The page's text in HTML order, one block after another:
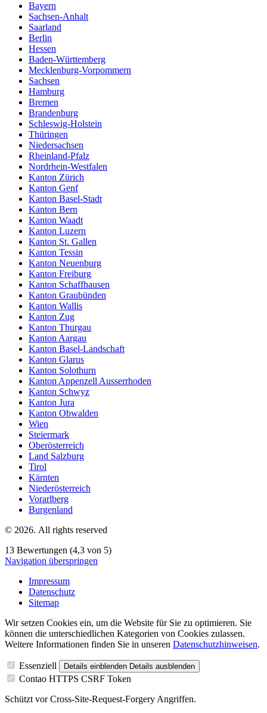
Bayern
Sachsen-Anhalt
Saarland
Berlin
Hessen
Baden-Württemberg
Mecklenburg-Vorpommern
Sachsen
Hamburg
Bremen
Brandenburg
Schleswig-Holstein
Thüringen
Niedersachsen
Rheinland-Pfalz
Nordrhein-Westfalen
Kanton Zürich
Kanton Genf
Kanton Basel-Stadt
Kanton Bern
Kanton Waadt
Kanton Luzern
Kanton St. Gallen
Kanton Tessin
Kanton Neuenburg
Kanton Freiburg
Kanton Schaffhausen
Kanton Graubünden
Kanton Wallis
Kanton Zug
Kanton Thurgau
Kanton Aargau
Kanton Basel-Landschaft
Kanton Glarus
Kanton Solothurn
Kanton Appenzell Ausserrhoden
Kanton Schwyz
Kanton Jura
Kanton Obwalden
Wien
Steiermark
Oberösterreich
Land Salzburg
Tirol
Kärnten
Niederösterreich
Vorarlberg
Burgenland
© 2026. All rights reserved
13 Bewertungen (4,3 von 5)
Navigation überspringen
Impressum
Datenschutz
Sitemap
Wir setzen Cookies ein, um die Website für Sie zu optimieren. Sie
können die unterschiedlichen Kategorien von Cookies zulassen.
Weitere Informationen finden Sie in unseren Datenschutzhinweisen.
Essenziell Details einblenden Details ausblenden
Contao HTTPS CSRF Token
Schützt vor Cross-Site-Request-Forgery Angriffen.